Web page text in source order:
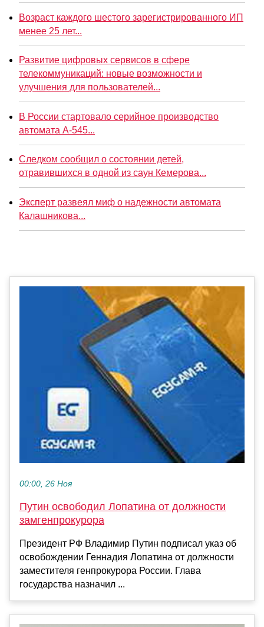
Возраст каждого шестого зарегистрированного ИП
менее 25 лет...
Развитие цифровых сервисов в сфере
телекоммуникаций: новые возможности и
улучшения для пользователей...
В России стартовало серийное производство
автомата А-545...
Следком сообщил о состоянии детей,
отравившихся в одной из саун Кемерова...
Эксперт развеял миф о надежности автомата
Калашникова...
00:00, 26 Ноя
Путин освободил Лопатина от должности
замгенпрокурора
Президент РФ Владимир Путин подписал указ об
освобождении Геннадия Лопатина от должности
заместителя генпрокурора России. Глава
государства назначил ...